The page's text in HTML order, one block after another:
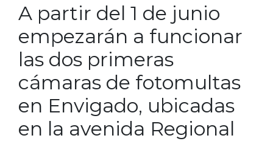
A partir del 1 de junio
empezarán a funcionar
las dos primeras
cámaras de fotomultas
en Envigado, ubicadas
en la avenida Regional